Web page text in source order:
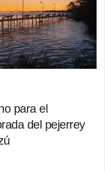
para el
del pejerrey